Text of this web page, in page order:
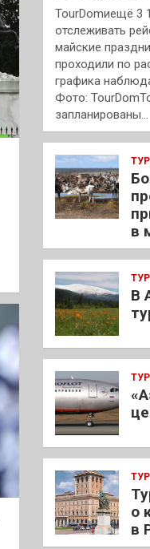
TourDomиещё 3
отслеживать
майские
проходили по
графика
Фото:
запланированы…
в
В
о
в